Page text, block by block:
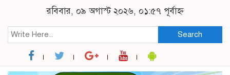
রবিবার, ০৯ অগাস্ট ২০২৬, ০১:৫৭ পূর্বাহ্ন
Search